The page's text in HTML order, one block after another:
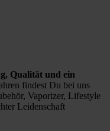
Qualität und ein
findest Du bei uns
Vaporizer, Lifestyle
Leidenschaft